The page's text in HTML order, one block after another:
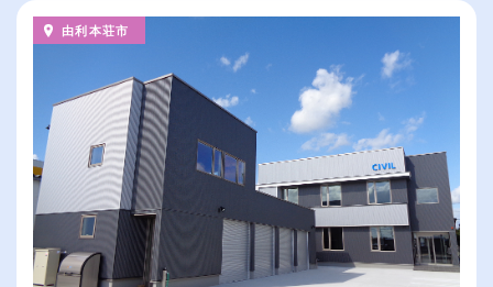
（⾼卒の給与を基準）
休日数が多い順
由利本荘市